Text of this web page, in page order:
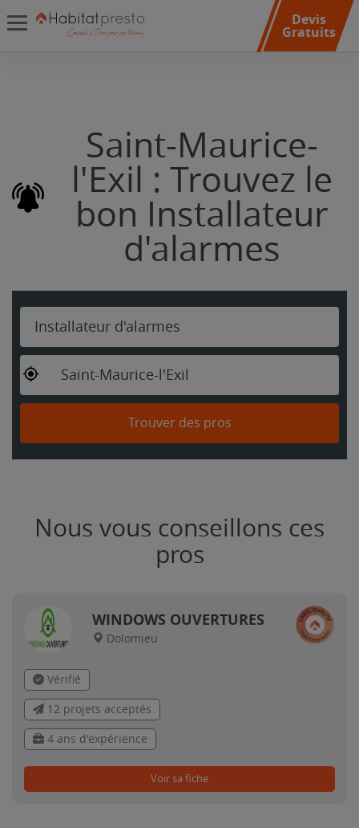
Devis
Gratuits
Saint-Maurice-
l'Exil : Trouvez le
bon Installateur
d'alarmes
Installateur d'alarmes
Saint-Maurice-l'Exil
Trouver des pros
Nous vous conseillons ces
pros
WINDOWS OUVERTURES
Dolomieu
Vérifié
12 projets acceptés
4 ans d'expérience
Voir sa fiche